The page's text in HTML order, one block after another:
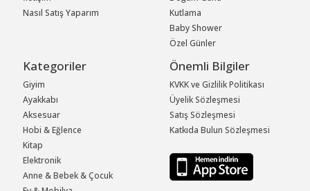
Nasıl Satış Yaparım
Kutlama
Baby Shower
Özel Günler
Kategoriler
Giyim
Ayakkabı
Aksesuar
Hobi & Eğlence
Kitap
Elektronik
Anne & Bebek & Çocuk
Önemli Bilgiler
KVKK ve Gizlilik Politikası
Üyelik Sözleşmesi
Satış Sözleşmesi
Katkıda Bulun Sözleşmesi